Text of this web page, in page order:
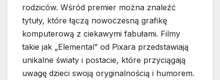
rodziców. Wśród premier można znaleźć
tytuły, które łączą nowoczesną grafikę
komputerową z ciekawymi fabułami. Filmy
takie jak „Elemental” od Pixara przedstawiają
unikalne światy i postacie, które przyciągają
uwagę dzieci swoją oryginalnością i humorem.